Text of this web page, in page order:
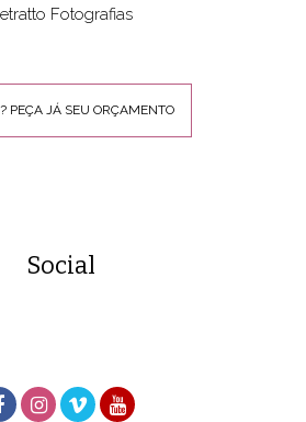
Fotografias
PEÇA JÁ SEU ORÇAMENTO
Social